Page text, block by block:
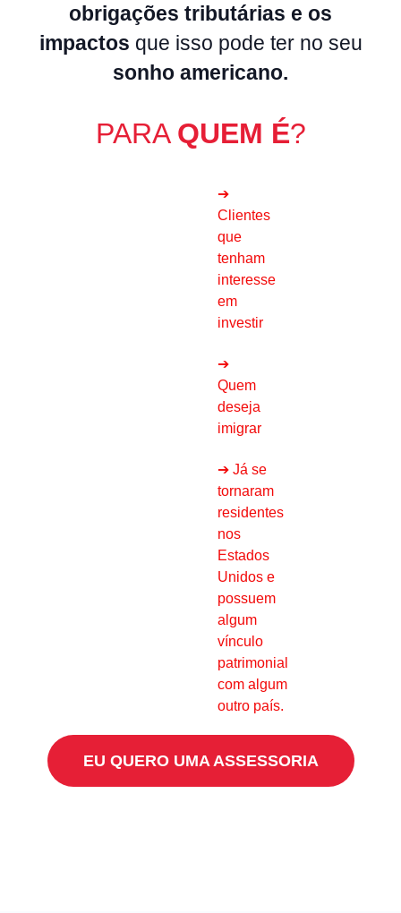
obrigações tributárias e os
impactos que isso pode ter no seu
sonho americano.
PARA QUEM É?
➔
Clientes
que
tenham
interesse
em
investir
➔
Quem
deseja
imigrar
➔ Já se
tornaram
residentes
nos
Estados
Unidos e
possuem
algum
vínculo
patrimonial
com algum
outro país.
EU QUERO UMA ASSESSORIA